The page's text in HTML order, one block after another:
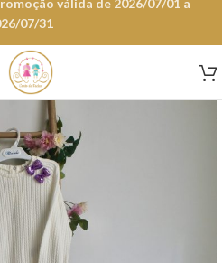
válida de 2026/07/01 a
07/31